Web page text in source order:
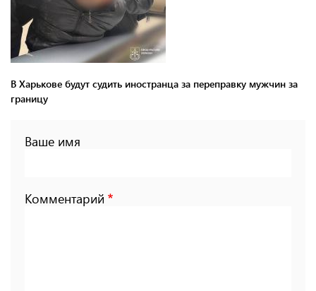
В Харькове будут судить иностранца за переправку мужчин за
границу
Ваше имя
Комментарий